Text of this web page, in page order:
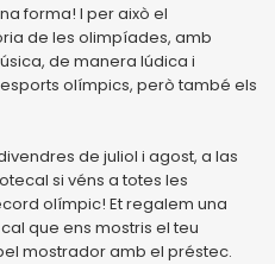
forma! I per això el
de les olimpíades, amb
de manera lúdica i
olímpics, però també els
de juliol i agost, a las
si véns a totes les
olímpic! Et regalem una
que ens mostris el teu
mostrador amb el préstec.